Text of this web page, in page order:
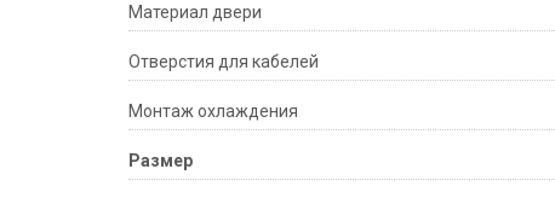
Материал двери
Отверстия для кабелей
Монтаж охлаждения
Размер